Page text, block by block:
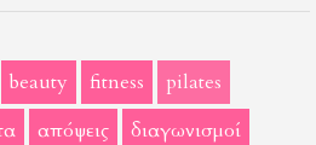
beauty fitness
pilates
απόψεις
διαγωνισμοί